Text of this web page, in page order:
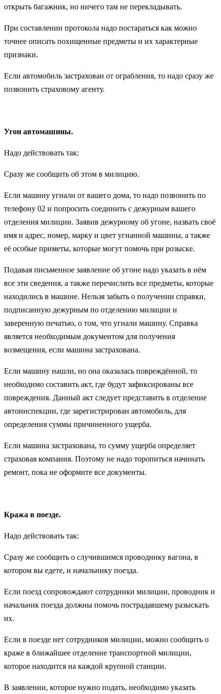
открыть багажник, но ничего там не перекладывать.
При составлении протокола надо постараться как можно
точнее описать похищенные предметы и их характерные
признаки.
Если автомобиль застрахован от ограбления, то надо сразу же
позвонить страховому агенту.
Угон автомашины.
Надо действовать так:
Сразу же сообщить об этом в милицию.
Если машину угнали от вашего дома, то надо позвонить по
телефону 02 и попросить соединить с дежурным вашего
отделения милиции. Заявив дежурному об угоне, назвать своё
имя и адрес, номер, марку и цвет угнанной машины, а также
её особые приметы, которые могут помочь при розыске.
Подавая письменное заявление об угоне надо указать в нём
все эти сведения, а также перечислить все предметы, которые
находились в машине. Нельзя забыть о получении справки,
подписанную дежурным по отделению милиции и
заверенную печатью, о том, что угнали машину. Справка
является необходимым документом для получения
возмещения, если машина застрахована.
Если машину нашли, но она оказалась повреждённой, то
необходимо составить акт, где будут зафиксированы все
повреждения. Данный акт следует представить в отделение
автоинспекции, где зарегистрирован автомобиль, для
определения суммы причиненного ущерба.
Если машина застрахована, то сумму ущерба определяет
страховая компания. Поэтому не надо торопиться начинать
ремонт, пока не оформите все документы.
Кража в поезде.
Надо действовать так:
Сразу же сообщить о случившимся проводнику вагона, в
котором вы едете, и начальнику поезда.
Если поезд сопровождают сотрудники милиции, проводник и
начальник поезда должны помочь пострадавшему разыскать
их.
Если в поезде нет сотрудников милиции, можно сообщить о
краже в ближайшее отделение транспортной милиции,
которое находится на каждой крупной станции.
В заявлении, которое нужно подать, необходимо указать